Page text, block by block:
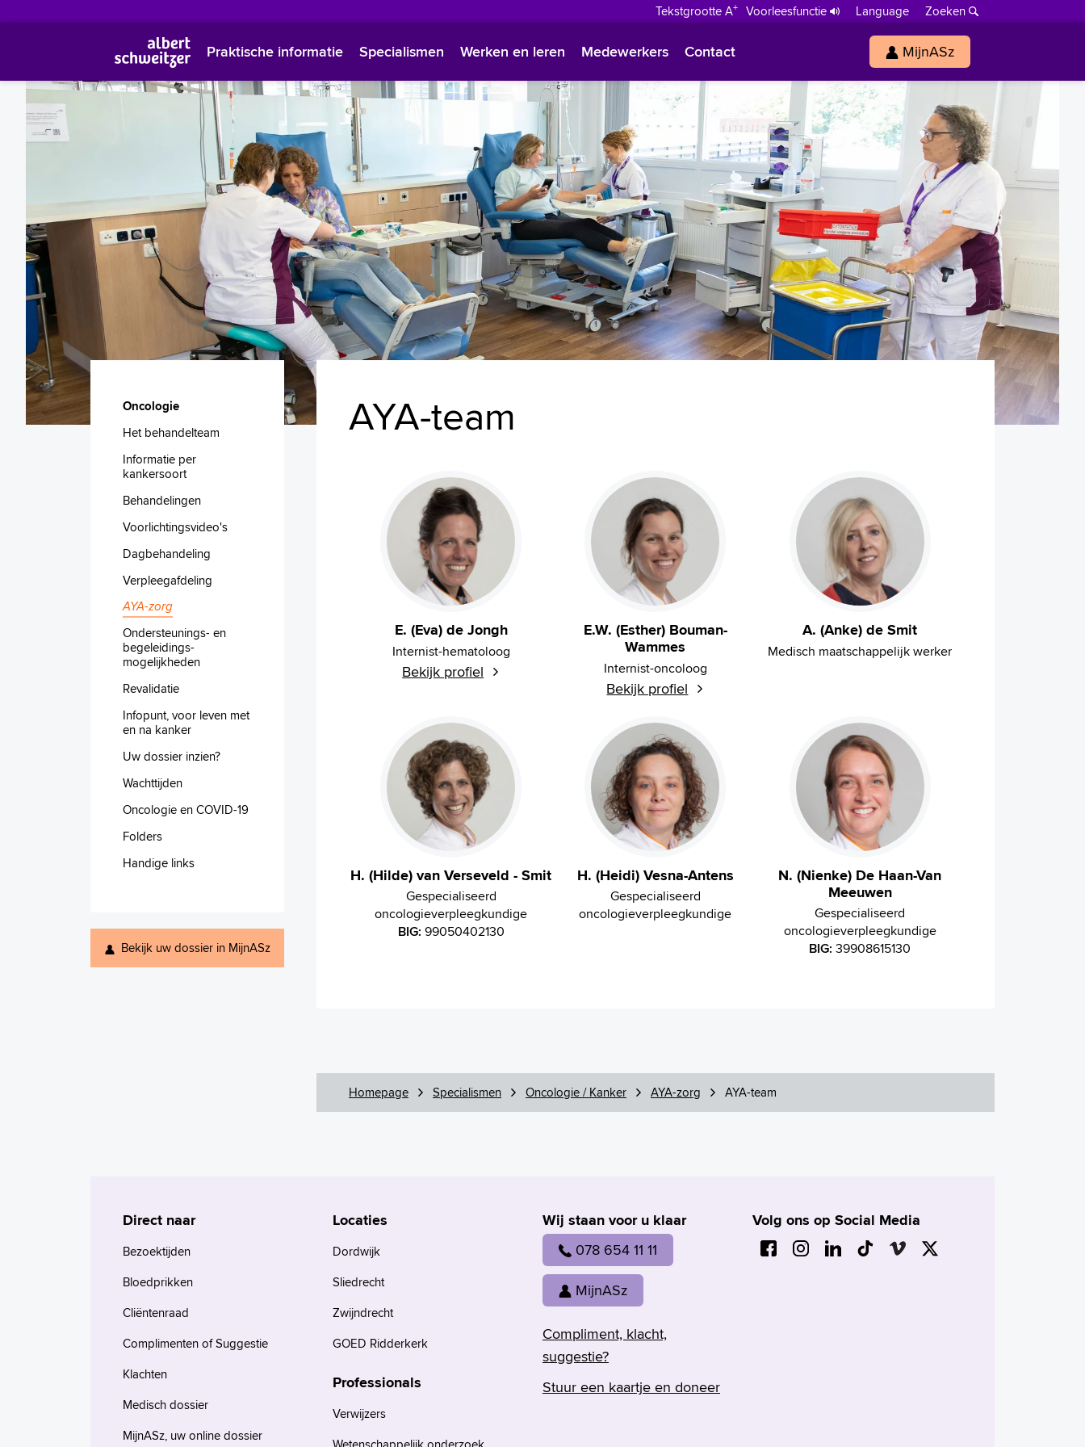
Tekstgrootte A+ Voorleesfunctie Language
Zoeken
Polski
Türkçe
Arabisch
Praktische informatie Specialismen Werken en leren Medewerkers Contact MijnASz
Oncologie
Het behandelteam
Informatie per
kankersoort
Behandelingen
Voorlichtingsvideo's
Dagbehandeling
Verpleegafdeling
AYA-zorg
Ondersteunings- en
begeleidings-
mogelijkheden
Revalidatie
Infopunt, voor leven met
en na kanker
Uw dossier inzien?
Wachttijden
Oncologie en COVID-19
Folders
Handige links
Bekijk uw dossier in MijnASz
AYA-team
E. (Eva) de Jongh
Internist-hematoloog
Bekijk profiel
E.W. (Esther) Bouman-
Wammes
Internist-oncoloog
Bekijk profiel
A. (Anke) de Smit
Medisch maatschappelijk werker
H. (Hilde) van Verseveld - Smit
Gespecialiseerd
oncologieverpleegkundige
BIG: 99050402130
H. (Heidi) Vesna-Antens
Gespecialiseerd
oncologieverpleegkundige
N. (Nienke) De Haan-Van
Meeuwen
Gespecialiseerd
oncologieverpleegkundige
BIG: 39908615130
Homepage Specialismen Oncologie / Kanker AYA-zorg AYA-team
Wij staan voor u klaar
078 654 11 11
MijnASz
Compliment, klacht,
suggestie?
Stuur een kaartje en doneer
Volg ons op Social Media
Direct naar
Bezoektijden
Bloedprikken
Cliëntenraad
Complimenten of Suggestie
Klachten
Medisch dossier
MijnASz, uw online dossier
Locaties
Dordwijk
Sliedrecht
Zwijndrecht
GOED Ridderkerk
Professionals
Verwijzers